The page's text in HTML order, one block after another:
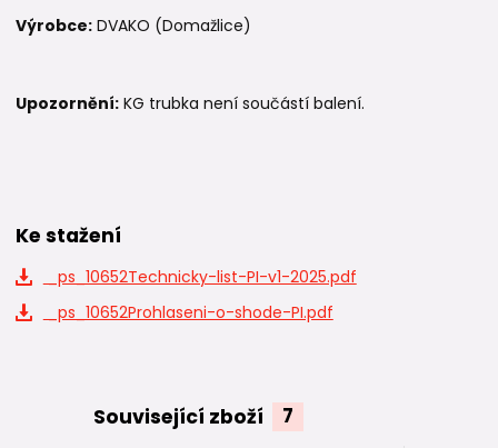
Výrobce: DVAKO (Domažlice)
Upozornění: KG trubka není součástí balení.
Ke stažení
_ps_10652Technicky-list-PI-v1-2025.pdf
_ps_10652Prohlaseni-o-shode-PI.pdf
Související zboží 7